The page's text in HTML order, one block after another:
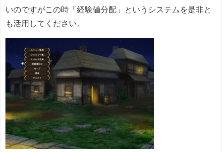
いのですがこの時「経験値分配」というシステムを是非と
も活用してください。